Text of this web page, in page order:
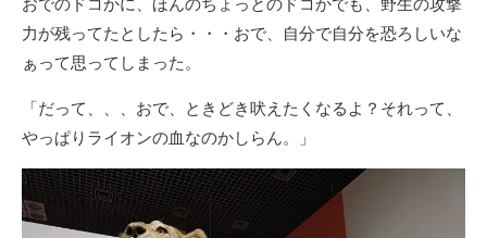
力が残ってたとしたら・・・おで、自分で自分を恐ろしいな
ぁって思ってしまった。
「だって、、、おで、ときどき吠えたくなるよ？それって、
やっぱりライオンの血なのかしらん。」